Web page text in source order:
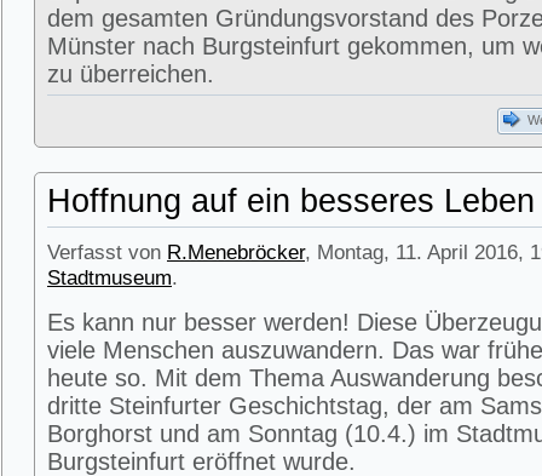
dem gesamten Gründungsvorstand des
Münster nach Burgsteinfurt gekommen, um
zu überreichen.
Hoffnung auf ein besseres Leben
Verfasst von R.Menebröcker, Montag, 11. April 2016,
Stadtmuseum.
Es kann nur besser werden! Diese
viele Menschen auszuwandern. Das war
heute so. Mit dem Thema Auswanderung
dritte Steinfurter Geschichtstag, der am
Borghorst und am Sonntag (10.4.) im
Burgsteinfurt eröffnet wurde.